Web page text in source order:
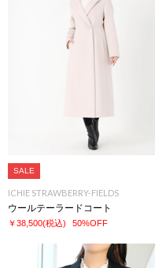
SALE
ICHIE STRAWBERRY-FIELDS
ウールテーラードコート
￥38,500(税込) 50%OFF